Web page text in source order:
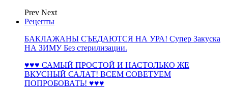
Prev Next
Рецепты
БАКЛАЖАНЫ СЪЕДАЮТСЯ НА УРА! Супер Закуска
НА ЗИМУ Без стерилизации.
♥♥♥ САМЫЙ ПРОСТОЙ И НАСТОЛЬКО ЖЕ
ВКУСНЫЙ САЛАТ! ВСЕМ СОВЕТУЕМ
ПОПРОБОВАТЬ! ♥♥♥